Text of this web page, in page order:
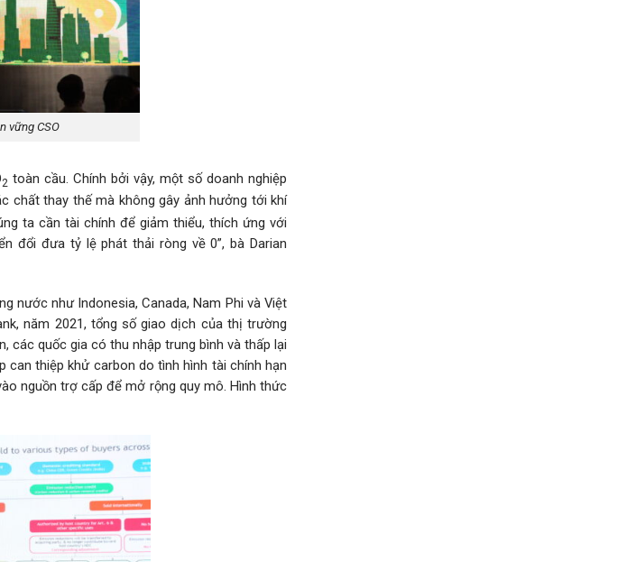
vững CSO
2 toàn cầu. Chính bởi vậy, một số doanh nghiệp
chất thay thế mà không gây ảnh hưởng tới khí
ta cần tài chính để giảm thiểu, thích ứng với
đổi đưa tỷ lệ phát thải ròng về 0”, bà Darian
nước như Indonesia, Canada, Nam Phi và Việt
năm 2021, tổng số giao dịch của thị trường
các quốc gia có thu nhập trung bình và thấp lại
thiệp khử carbon do tình hình tài chính hạn
nguồn trợ cấp để mở rộng quy mô. Hình thức